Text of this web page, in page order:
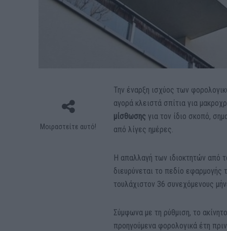
Μοιραστείτε αυτό!
Την έναρξη ισχύος των
αγορά κλειστά σπίτια για
μίσθωσηςγια τον ίδιο σκοπό,
από λίγες ημέρες.
Η απαλλαγή των ιδιοκτητών από
διευρύνεται το πεδίο εφαρμογής
τουλάχιστον 36 συνεχόμενους
Σύμφωνα με τη ρύθμιση, το
προηγούμενα φορολογικά έτη